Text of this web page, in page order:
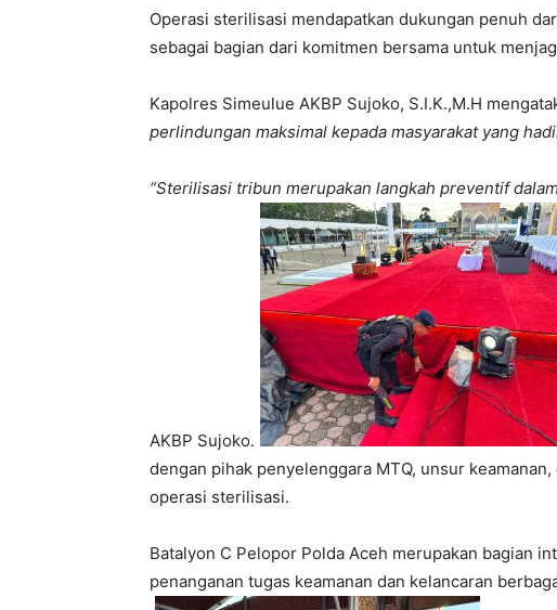
Operasi sterilisasi mendapatkan dukungan penuh
sebagai bagian dari komitmen bersama untuk
Kapolres Simeulue AKBP Sujoko, S.I.K.,M.H
perlindungan maksimal kepada masyarakat yang
“Sterilisasi tribun merupakan langkah preventif
AKBP Sujoko.
dengan pihak penyelenggara MTQ, unsur
operasi sterilisasi.
Batalyon C Pelopor Polda Aceh merupakan bagian
penanganan tugas keamanan dan kelancaran